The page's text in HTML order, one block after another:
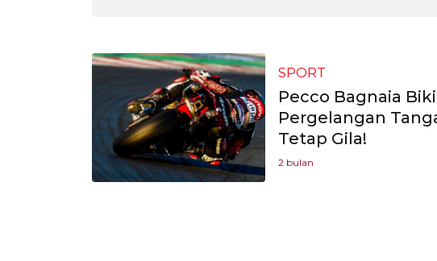
SPORT
Pecco Bagnaia
Pergelangan
Tetap Gila!
2 bulan